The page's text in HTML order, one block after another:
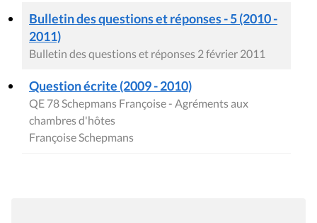
Bulletin des questions et réponses - 5 (2010 -
2011)
Bulletin des questions et réponses 2 février 2011
Question écrite (2009 - 2010)
QE 78 Schepmans Françoise - Agréments aux
chambres d'hôtes
Françoise Schepmans